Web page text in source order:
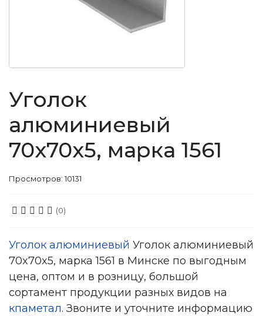
Уголок
алюминиевый
70x70x5, марка 1561
Просмотров: 10131
(0)
Уголок алюминиевый Уголок алюминиевый
70x70x5, марка 1561 в Минске по выгодным
цена, оптом и в розницу, большой
сортамент продукции разных видов на
кпаметал. Звоните и уточните информацию